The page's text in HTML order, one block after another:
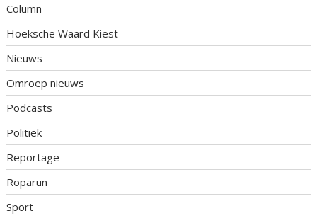
Column
Hoeksche Waard Kiest
Nieuws
Omroep nieuws
Podcasts
Politiek
Reportage
Roparun
Sport